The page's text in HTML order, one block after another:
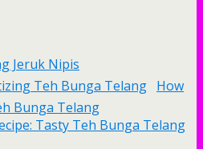
Jeruk Nipis
How
Bunga Telang
Tasty Teh Bunga Telang